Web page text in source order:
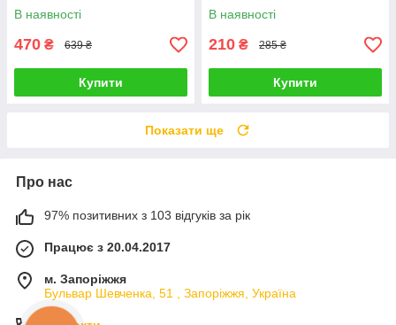
Type-C)
В наявності
470 ₴ 639 ₴
Купити
В наявності
210 ₴ 285 ₴
Купити
Показати ще
Про нас
97% позитивних з 103 відгуків за рік
Працює з 20.04.2017
м. Запоріжжя
Бульвар Шевченка, 51 , Запоріжжя, Україна